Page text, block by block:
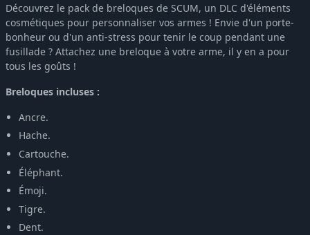
Découvrez le pack de breloques de SCUM, un DLC d'éléments
cosmétiques pour personnaliser vos armes ! Envie d'un porte-
bonheur ou d'un anti-stress pour tenir le coup pendant une
fusillade ? Attachez une breloque à votre arme, il y en a pour
tous les goûts !
Breloques incluses :
Ancre.
Hache.
Cartouche.
Éléphant.
Émoji.
Tigre.
Dent.